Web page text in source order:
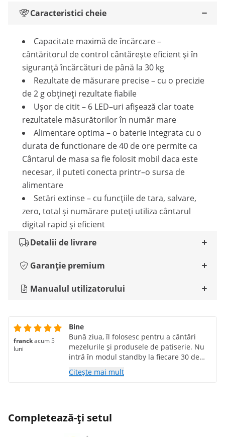
Caracteristici cheie
Capacitate maximă de încărcare –
cântăritorul de control cântărește eficient și în
siguranță încărcături de până la 30 kg
Rezultate de măsurare precise – cu o precizie
de 2 g obțineți rezultate fiabile
Ușor de citit – 6 LED–uri afișează clar toate
rezultatele măsurătorilor în număr mare
Alimentare optima – o baterie integrata cu o
durata de functionare de 40 de ore permite ca
Cântarul de masa sa fie folosit mobil daca este
necesar, il puteti conecta printr–o sursa de
alimentare
Setări extinse – cu funcțiile de tara, salvare,
zero, total și numărare puteți utiliza cântarul
digital rapid și eficient
Detalii de livrare
Garanție premium
Manualul utilizatorului
franckacum 5
luni
Bine
Bună ziua, îl folosesc pentru a cântări
mezelurile și produsele de patiserie. Nu
intră în modul standby la fiecare 30 de
secunde, își amintește ultima cântărire,
este simplu și ușor de utilizat, un cântar
Citește mai mult
Completează-ți setul